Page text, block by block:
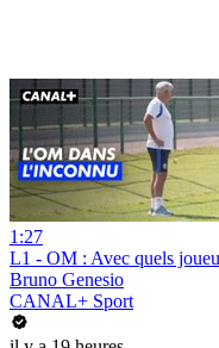
1:27
L1 - OM : Avec quels
Bruno Genesio
CANAL+ Sport